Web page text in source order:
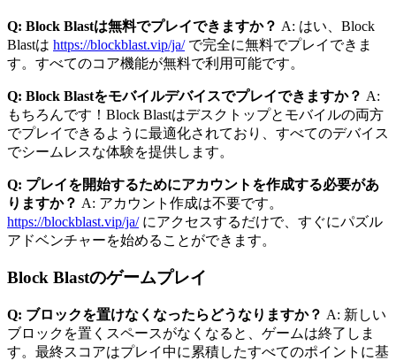
Q: Block Blastは無料でプレイできますか？ A: はい、Block
Blastは https://blockblast.vip/ja/で完全に無料でプレイできま
す。すべてのコア機能が無料で利用可能です。
Q: Block Blastをモバイルデバイスでプレイできますか？ A:
もちろんです！Block Blastはデスクトップとモバイルの両方
でプレイできるように最適化されており、すべてのデバイス
でシームレスな体験を提供します。
Q: プレイを開始するためにアカウントを作成する必要があ
りますか？ A: アカウント作成は不要です。
https://blockblast.vip/ja/にアクセスするだけで、すぐにパズル
アドベンチャーを始めることができます。
Block Blastのゲームプレイ
Q: ブロックを置けなくなったらどうなりますか？ A: 新しい
ブロックを置くスペースがなくなると、ゲームは終了しま
す。最終スコアはプレイ中に累積したすべてのポイントに基